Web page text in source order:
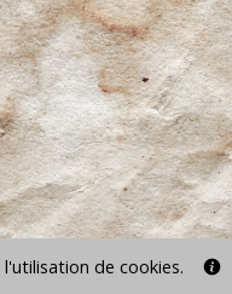
de cookies.